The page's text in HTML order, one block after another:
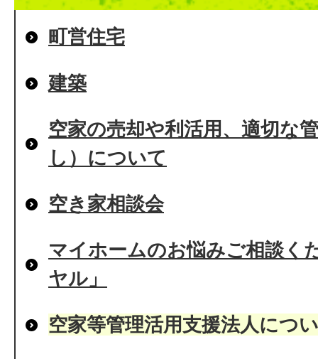
町営住宅
建築
空家の売却や利活用、適切な
し）について
空き家相談会
マイホームのお悩みご相談く
ヤル」
空家等管理活用支援法人につ